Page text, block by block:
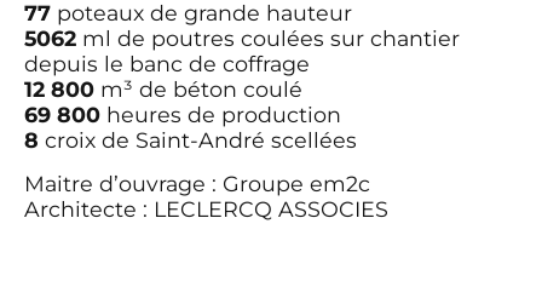
77 poteaux de grande hauteur
5062 ml de poutres coulées sur chantier
depuis le banc de coffrage
12 800 m³ de béton coulé
69 800 heures de production
8 croix de Saint-André scellées
Maitre d’ouvrage : Groupe em2c
Architecte : LECLERCQ ASSOCIES